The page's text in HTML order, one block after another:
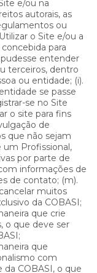
e/ou na
autorais, as
ou
o Site e/ou a
para
entender
terceiros, dentro
ou entidade; (i).
se passe
se no Site
o site para fins
de
que não sejam
um Profissional,
por parte de
informações de
de contato; (m).
muitos
da COBASI;
que crie
o que deve ser
que
com
COBASI, o que